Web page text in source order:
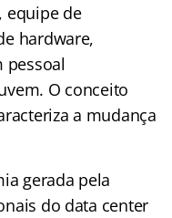
equipe de
hardware,
pessoal
O conceito
a mudança
gerada pela
do data center